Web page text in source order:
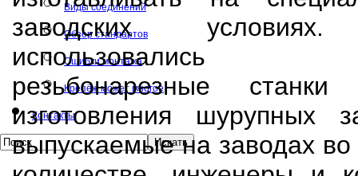
Виды соединений
Обзор стандартов
Ошибки монтажа
Крепёж может многое
Контакты
заводских условиях.
использовались
резьбонарезные
изготовления шурупных
выпускаемые на заводах